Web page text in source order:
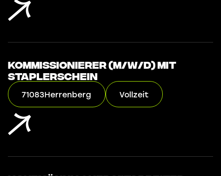
Kommissionierer (m/w/d) mit
Staplerschein
71083Herrenberg Vollzeit